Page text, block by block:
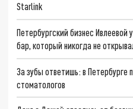
Starlink
Петербургский бизнес
бар, который никогда не
За зубы ответишь: в Петербурге
стоматологов